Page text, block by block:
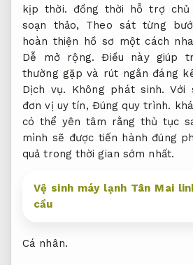
kịp thời. đồng thời hỗ trợ
soạn thảo, Theo sát từng
hoàn thiện hồ sơ một cách
Dễ mở rộng. Điều này giúp
thường gặp và rút ngắn đáng
Dịch vụ.
Không phát sinh. Với
đơn vị uy tín, Đúng quy trình.
có thể yên tâm rằng thủ tục
mình sẽ được tiến hành đúng
quả trong thời gian sớm nhất.
Vệ sinh máy lạnh Tân Mai
cầu
Cá nhân.